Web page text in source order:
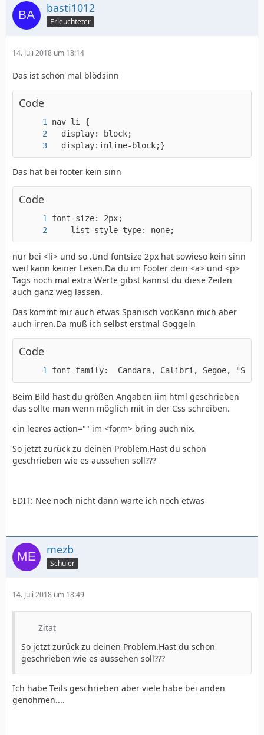
basti1012
Erleuchteter
14. Juli 2018 um 18:14
Das ist schon mal blödsinn
Code
  display:inline-block;}
Das hat bei footer kein sinn
Code
    list-style-type: none;
nur bei <li> und so .Und fontsize 2px hat sowieso kein sinn
weil kann keiner Lesen.Da du im Footer dein <a> und <p>
Tags noch mal extra Werte gibst kannst du diese Zeilen
auch ganz weg lassen.
Das kommt mir auch etwas Spanisch vor.Kann mich aber
auch irren.Da muß ich selbst erstmal Goggeln
Code
font-family:  Candara, Calibri, Segoe,
Beim Bild hast du größen Angaben iim html geschrieben
das sollte man wenn möglich mit in der Css schreiben.
ein leeres action="" im <form> bring auch nix.
So jetzt zurück zu deinen Problem.Hast du schon
geschrieben wie es aussehen soll???
EDIT: Nee noch nicht dann warte ich noch etwas
mezb
Schüler
14. Juli 2018 um 18:49
Zitat
So jetzt zurück zu deinen Problem.Hast du schon
geschrieben wie es aussehen soll???
Ich habe Teils geschrieben aber viele habe bei anden
genohmen....